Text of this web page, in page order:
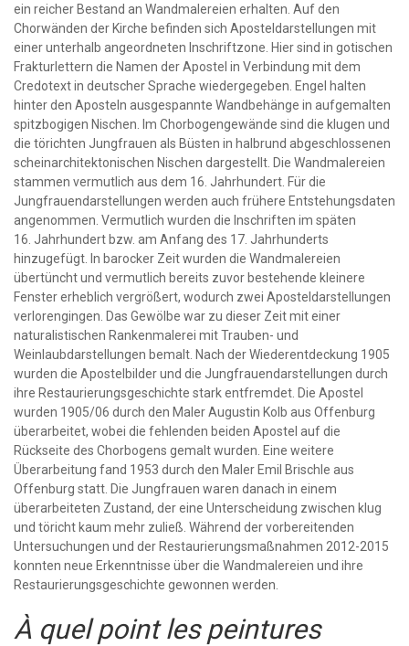
ein reicher Bestand an Wandmalereien erhalten. Auf den
Chorwänden der Kirche befinden sich Aposteldarstellungen mit
einer unterhalb angeordneten Inschriftzone. Hier sind in gotischen
Frakturlettern die Namen der Apostel in Verbindung mit dem
Credotext in deutscher Sprache wiedergegeben. Engel halten
hinter den Aposteln ausgespannte Wandbehänge in aufgemalten
spitzbogigen Nischen. Im Chorbogengewände sind die klugen und
die törichten Jungfrauen als Büsten in halbrund abgeschlossenen
scheinarchitektonischen Nischen dargestellt. Die Wandmalereien
stammen vermutlich aus dem 16. Jahrhundert. Für die
Jungfrauendarstellungen werden auch frühere Entstehungsdaten
angenommen. Vermutlich wurden die Inschriften im späten
16. Jahrhundert bzw. am Anfang des 17. Jahrhunderts
hinzugefügt. In barocker Zeit wurden die Wandmalereien
übertüncht und vermutlich bereits zuvor bestehende kleinere
Fenster erheblich vergrößert, wodurch zwei Aposteldarstellungen
verlorengingen. Das Gewölbe war zu dieser Zeit mit einer
naturalistischen Rankenmalerei mit Trauben- und
Weinlaubdarstellungen bemalt. Nach der Wiederentdeckung 1905
wurden die Apostelbilder und die Jungfrauendarstellungen durch
ihre Restaurierungsgeschichte stark entfremdet. Die Apostel
wurden 1905/06 durch den Maler Augustin Kolb aus Offenburg
überarbeitet, wobei die fehlenden beiden Apostel auf die
Rückseite des Chorbogens gemalt wurden. Eine weitere
Überarbeitung fand 1953 durch den Maler Emil Brischle aus
Offenburg statt. Die Jungfrauen waren danach in einem
überarbeiteten Zustand, der eine Unterscheidung zwischen klug
und töricht kaum mehr zuließ. Während der vorbereitenden
Untersuchungen und der Restaurierungsmaßnahmen 2012-2015
konnten neue Erkenntnisse über die Wandmalereien und ihre
Restaurierungsgeschichte gewonnen werden.
À quel point les peintures